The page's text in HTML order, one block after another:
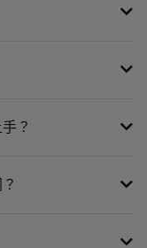
？